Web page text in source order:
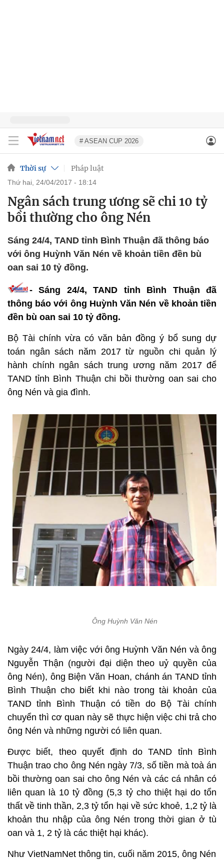
# ASEAN CUP 2026
Thời sự Pháp luật
thứ hai, 24/04/2017 - 18:14
Ngân sách trung ương sẽ chi 10 tỷ
bồi thường cho ông Nén
Sáng 24/4, TAND tỉnh Bình Thuận đã thông báo
với ông Huỳnh Văn Nén về khoản tiền đền bù
oan sai 10 tỷ đồng.
- Sáng 24/4, TAND tỉnh Bình Thuận đã
thông báo với ông Huỳnh Văn Nén về khoản tiền
đền bù oan sai 10 tỷ đồng.
Bộ Tài chính vừa có văn bản đồng ý bổ sung dự
toán ngân sách năm 2017 từ nguồn chi quản lý
hành chính ngân sách trung ương năm 2017 để
TAND tỉnh Bình Thuận chi bồi thường oan sai cho
ông Nén và gia đình.
Ông Huỳnh Văn Nén
Ngày 24/4, làm việc với ông Huỳnh Văn Nén và ông
Nguyễn Thận (người đại diện theo uỷ quyền của
ông Nén), ông Biện Văn Hoan, chánh án TAND tỉnh
Bình Thuận cho biết khi nào trong tài khoản của
TAND tỉnh Bình Thuận có tiền do Bộ Tài chính
chuyển thì cơ quan này sẽ thực hiện việc chi trả cho
ông Nén và những người có liên quan.
Được biết, theo quyết định do TAND tỉnh Bình
Thuận trao cho ông Nén ngày 7/3, số tiền mà toà án
bồi thường oan sai cho ông Nén và các cá nhân có
liên quan là 10 tỷ đồng (5,3 tỷ cho thiệt hại do tổn
thất về tinh thần, 2,3 tỷ tổn hại về sức khoẻ, 1,2 tỷ là
khoản thu nhập của ông Nén trong thời gian ở tù
oan và 1, 2 tỷ là các thiệt hại khác).
Như VietNamNet thông tin, cuối năm 2015, ông Nén